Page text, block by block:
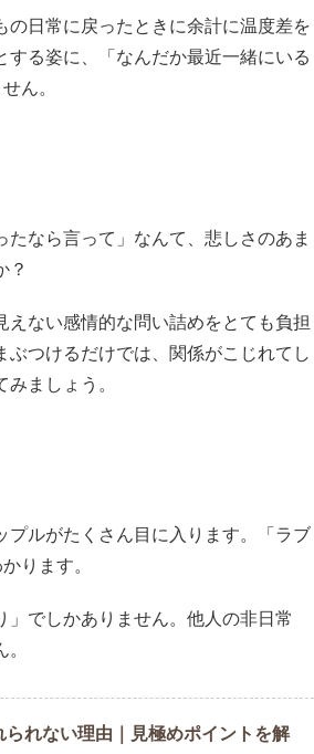
日常に戻ったときに余計に温度差を
る姿に、「なんだか最近一緒にいる
ん。
たなら言って」なんて、悲しさのあま
？
ない感情的な問い詰めをとても負担
つけるだけでは、関係がこじれてし
ましょう。
ルがたくさん目に入ります。「ラブ
ります。
でしかありません。他人の非日常
れない理由｜見極めポイントを解